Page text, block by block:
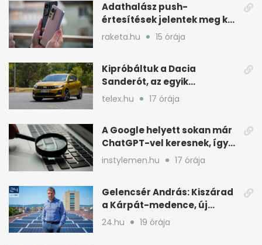
Adathalász push-
értesítések jelentek meg két
Xiaomi gyári böngészőjében
raketa.hu 15 órája
Kipróbáltuk a Dacia
Sanderót, az egyik
legolcsóbb új autót
Magyarországon
telex.hu 17 órája
A Google helyett sokan már
ChatGPT-vel keresnek, így
változik a rutin
instylemen.hu 17 órája
Gelencsér András: Kiszárad
a Kárpát-medence, új
áram- és vízdíjat javasol
24.hu 19 órája